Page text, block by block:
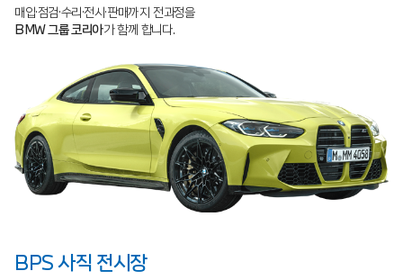
매입·점검·수리·전시·판매까지 전과정을
BMW 그룹 코리아가 함께 합니다.
BPS 사직 전시장